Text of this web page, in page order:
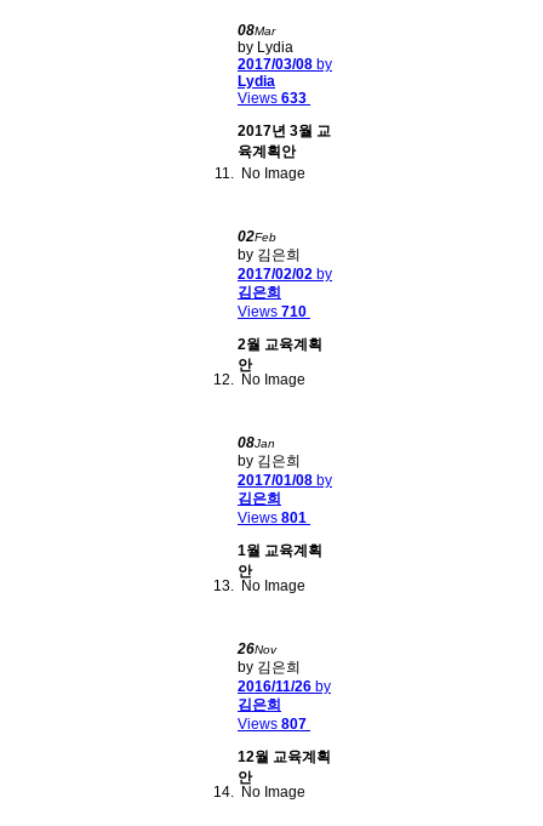
08Mar
by Lydia
2017/03/08 by
Lydia
Views 633
2017년 3월 교
육계획안
No Image
02Feb
by 김은희
2017/02/02 by
김은희
Views 710
2월 교육계획
안
No Image
08Jan
by 김은희
2017/01/08 by
김은희
Views 801
1월 교육계획
안
No Image
26Nov
by 김은희
2016/11/26 by
김은희
Views 807
12월 교육계획
안
No Image